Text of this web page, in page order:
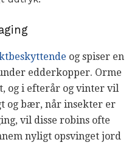
og spiser en
edderkopper. Orme
og i efterår og vinter vil
og bær, når insekter er
vil disse robins ofte
nyligt opsvinget jord